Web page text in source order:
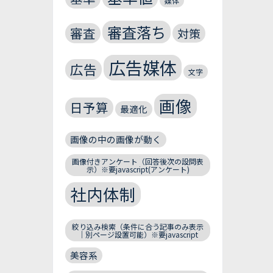
審査 審査落ち 対策
広告 広告媒体 文字
日予算 最適化 画像
画像の中の画像が動く
画像付きアンケート（回答後次の設問表
示）※要javascript(アンケート)
社内体制
絞り込み検索（条件に合う記事のみ表示
｜別ページ設置可能）※要javascript
美容系